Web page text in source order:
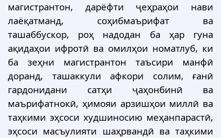
магистрантон, дарёфти ҷеҳраҳои нави
лаёқатманд, соҳибмаърифат ва
ташаббускор, роҳ надодан ба ҳар гуна
ақидаҳои ифротӣ ва омилҳои номатлуб, ки
ба зеҳни магистрантон таъсири манфӣ
доранд, ташаккули афкори солим, ғанӣ
гардонидани сатҳи ҷаҳонбинӣ ва
маърифатнокӣ, ҳимояи арзишҳои миллӣ ва
таҳкими эҳсоси худшиносию меҳанпарастӣ,
эҳсоси масъулияти шаҳрвандӣ ва таҳкими